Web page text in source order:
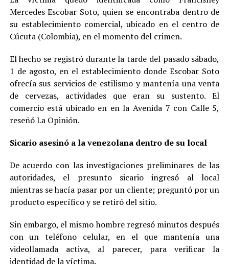
Mercedes Escobar Soto, quien se encontraba dentro de
su establecimiento comercial, ubicado en el centro de
Cúcuta (Colombia), en el momento del crimen.
El hecho se registró durante la tarde del pasado sábado,
1 de agosto, en el establecimiento donde Escobar Soto
ofrecía sus servicios de estilismo y mantenía una venta
de cervezas, actividades que eran su sustento. El
comercio está ubicado en en la Avenida 7 con Calle 5,
reseñó La Opinión.
Sicario asesinó a la venezolana dentro de su local
De acuerdo con las investigaciones preliminares de las
autoridades, el presunto sicario ingresó al local
mientras se hacía pasar por un cliente; preguntó por un
producto específico y se retiró del sitio.
Sin embargo, el mismo hombre regresó minutos después
con un teléfono celular, en el que mantenía una
videollamada activa, al parecer, para verificar la
identidad de la víctima.